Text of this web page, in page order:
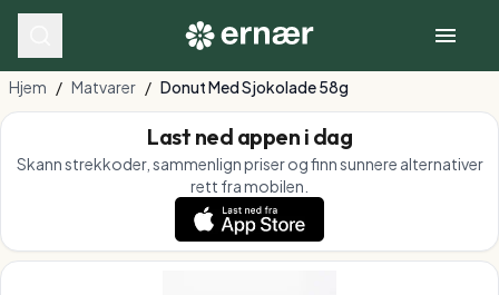
Hjem / Matvarer / Donut Med Sjokolade 58g
Last ned appen i dag
Skann strekkoder, sammenlign priser og finn sunnere alternativer
rett fra mobilen.